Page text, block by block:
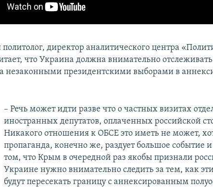
директор аналитического центра
что Украина должна внимательно отслеживать
незаконными президентскими выборами в
– Речь может идти разве что о частных визитах
иностранных депутатов, оплаченных российской
Никакого отношения к ОБСЕ это иметь не может,
пропаганда, конечно же, раздует большое событие и
том, что Крым в очередной раз якобы признали
Украине нужно внимательно следить за тем, как
будут пересекать границу с аннексированным